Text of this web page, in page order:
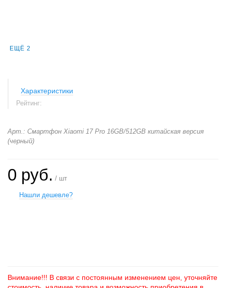
ЕЩЁ 2
Характеристики
Рейтинг:
Арт.: Смартфон Xiaomi 17 Pro 16GB/512GB китайская версия
(черный)
0 руб. / шт
Нашли дешевле?
Внимание!!! В связи с постоянным изменением цен, уточняйте